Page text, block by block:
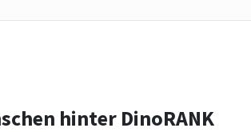
hinter DinoRANK